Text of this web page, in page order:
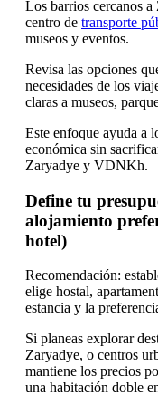
Los barrios cercanos
centro de transporte
museos y eventos.
Revisa las opciones
necesidades de los
claras a museos,
Este enfoque ayuda a
económica sin
Zaryadye y VDNKh.
Define tu
alojamiento
hotel)
Recomendación:
elige hostal,
estancia y la
Si planeas explorar
Zaryadye, o centros
mantiene los precios
una habitación doble